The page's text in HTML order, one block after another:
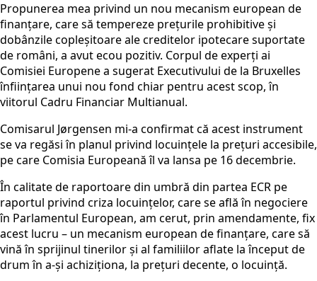
Propunerea mea privind un nou mecanism european de
finanțare, care să tempereze prețurile prohibitive și
dobânzile copleșitoare ale creditelor ipotecare suportate
de români, a avut ecou pozitiv. Corpul de experți ai
Comisiei Europene a sugerat Executivului de la Bruxelles
înființarea unui nou fond chiar pentru acest scop, în
viitorul Cadru Financiar Multianual.
Comisarul Jørgensen mi-a confirmat că acest instrument
se va regăsi în planul privind locuințele la prețuri accesibile,
pe care Comisia Europeană îl va lansa pe 16 decembrie.
În calitate de raportoare din umbră din partea ECR pe
raportul privind criza locuințelor, care se află în negociere
în Parlamentul European, am cerut, prin amendamente, fix
acest lucru – un mecanism european de finanțare, care să
vină în sprijinul tinerilor și al familiilor aflate la început de
drum în a-și achiziționa, la prețuri decente, o locuință.